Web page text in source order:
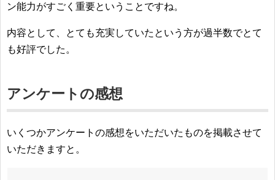
ン能力がすごく重要ということですね。
内容として、とても充実していたという方が過半数でとて
も好評でした。
アンケートの感想
いくつかアンケートの感想をいただいたものを掲載させて
いただきますと。